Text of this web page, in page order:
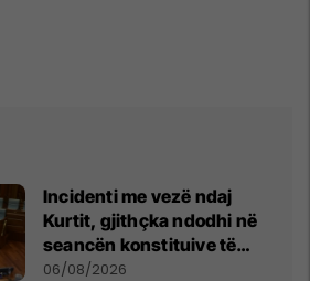
Incidenti me vezë ndaj
Kurtit, gjithçka ndodhi në
seancën konstituive të
Kuvendit
06/08/2026